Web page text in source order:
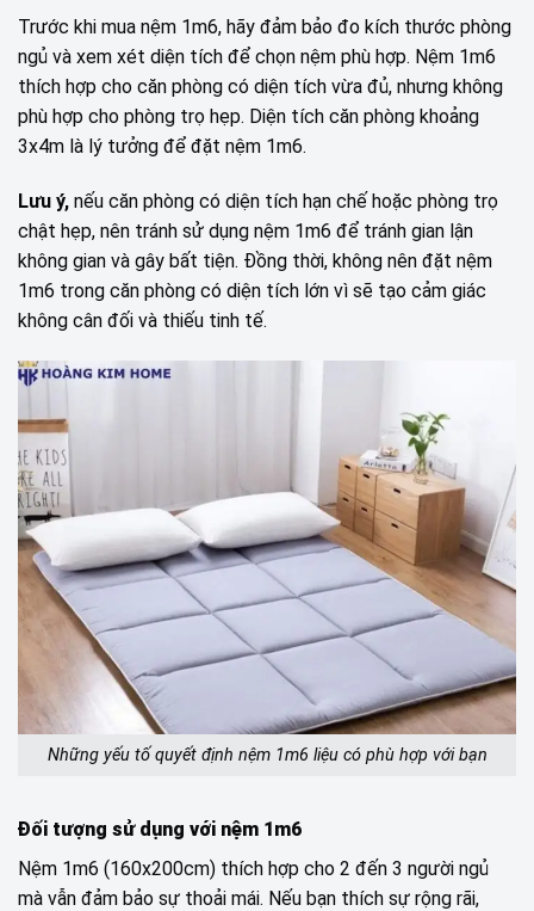
Trước khi mua nệm 1m6, hãy đảm bảo đo kích thước phòng
ngủ và xem xét diện tích để chọn nệm phù hợp. Nệm 1m6
thích hợp cho căn phòng có diện tích vừa đủ, nhưng không
phù hợp cho phòng trọ hẹp. Diện tích căn phòng khoảng
3x4m là lý tưởng để đặt nệm 1m6.
Lưu ý, nếu căn phòng có diện tích hạn chế hoặc phòng trọ
chật hẹp, nên tránh sử dụng nệm 1m6 để tránh gian lận
không gian và gây bất tiện. Đồng thời, không nên đặt nệm
1m6 trong căn phòng có diện tích lớn vì sẽ tạo cảm giác
không cân đối và thiếu tinh tế.
Những yếu tố quyết định nệm 1m6 liệu có phù hợp với bạn
Đối tượng sử dụng với nệm 1m6
Nệm 1m6 (160x200cm) thích hợp cho 2 đến 3 người ngủ
mà vẫn đảm bảo sự thoải mái. Nếu bạn thích sự rộng rãi,